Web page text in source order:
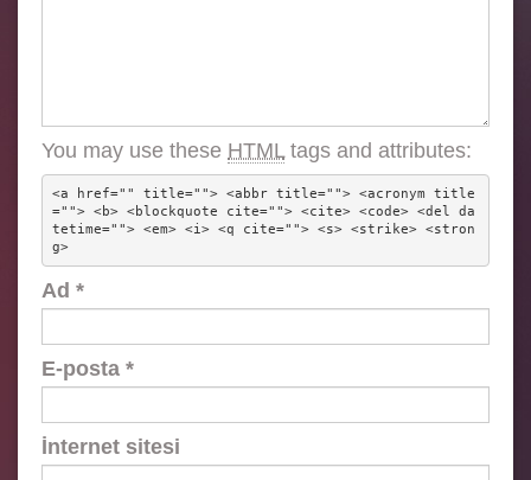
You may use these HTMLtags and attributes:
<a href="" title=""> <abbr title=""> <acronym title
=""> <b> <blockquote cite=""> <cite> <code> <del da
tetime=""> <em> <i> <q cite=""> <s> <strike> <stron
g>
Ad *
E-posta *
İnternet sitesi